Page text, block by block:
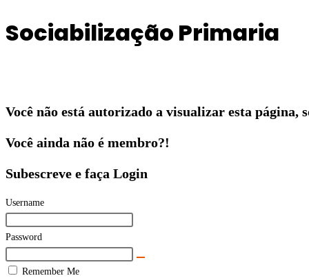
Sociabilização Primaria
Você não está autorizado a visualizar esta página,
Você ainda não é membro?!
Subescreve e faça Login
Username
Password
Remember Me